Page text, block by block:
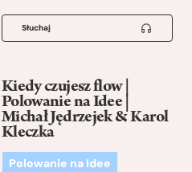
Słuchaj
Kiedy czujesz flow |
Polowanie na Idee |
Michał Jędrzejek & Karol
Kleczka
Polowanie na Idee